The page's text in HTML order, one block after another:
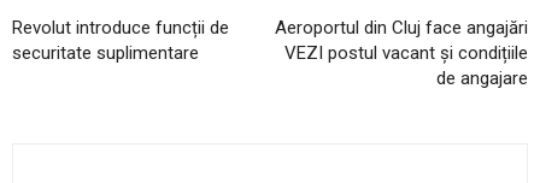
Revolut introduce funcții de
securitate suplimentare
Aeroportul din Cluj face angajări
VEZI postul vacant și condițiile
de angajare